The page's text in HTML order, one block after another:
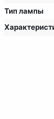
Тип лампы